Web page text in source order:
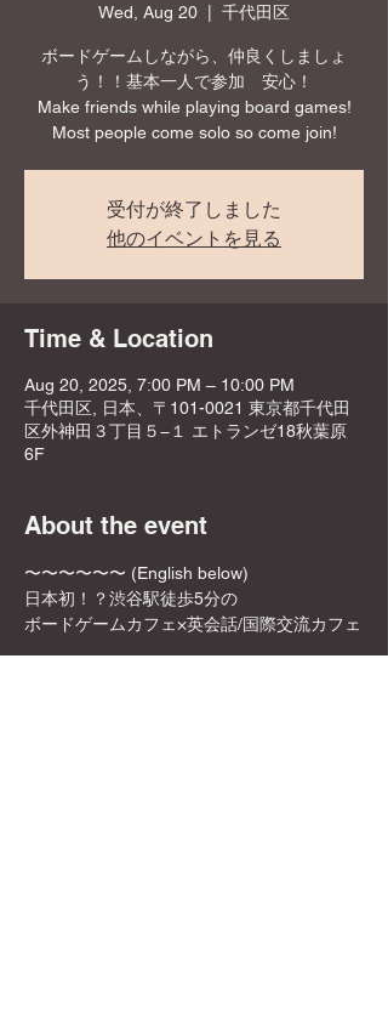
Wed, Aug 20 千代田区
ボードゲームしながら、仲良くしましょ
う！！基本一人で参加 安心！
Make friends while playing board games!
Most people come solo so come join!
受付が終了しました
他のイベントを見る
Time & Location
Aug 20, 2025, 7:00 PM – 10:00 PM
千代田区, 日本、〒101-0021 東京都千代田
区外神田３丁目５−１ エトランゼ18秋葉原
6F
About the event
〜〜〜〜〜〜 (English below)
日本初！？渋谷駅徒歩5分の
ボードゲームカフェ×英会話/国際交流カフェ